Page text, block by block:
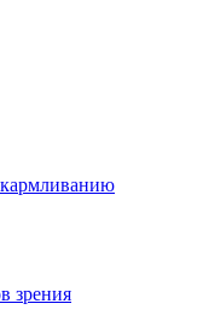
зрения